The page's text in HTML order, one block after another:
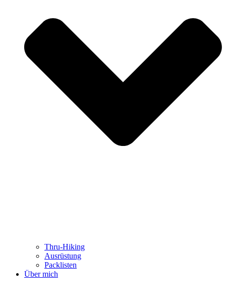
Thru-Hiking
Ausrüstung
Packlisten
Über mich